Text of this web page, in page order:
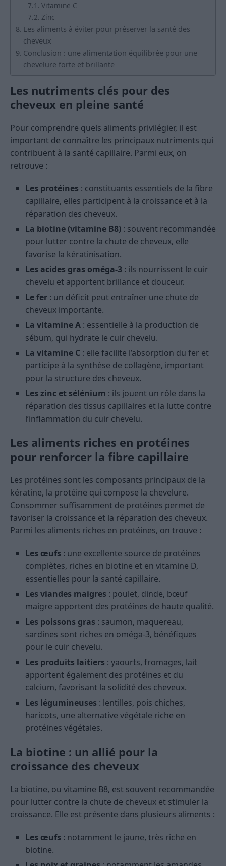
Vitamine C
Zinc
Les aliments à éviter pour préserver la santé des
cheveux
Conclusion : une alimentation équilibrée pour une
chevelure forte et brillante
Les nutriments clés pour des
cheveux en pleine santé
Pour comprendre quels aliments privilégier, il est
important de connaître les principaux nutriments qui
contribuent à la santé capillaire. Parmi eux, on
retrouve :
Les protéines : constituants essentiels de la fibre
capillaire, elles participent à la croissance et à la
réparation des cheveux.
La biotine (vitamine B8) : souvent recommandée
pour lutter contre la chute de cheveux, elle
favorise la kératinisation.
Les acides gras oméga-3 : ils nourrissent le cuir
chevelu et apportent brillance et douceur.
Le fer : un déficit peut entraîner une chute de
cheveux importante.
La vitamine A : essentielle à la production de
sébum, qui hydrate le cuir chevelu.
La vitamine C : elle facilite l’absorption du fer et
participe à la synthèse de collagène, important
pour la structure des cheveux.
Les zinc et sélénium : ils jouent un rôle dans la
réparation des tissus capillaires et la lutte contre
l’inflammation du cuir chevelu.
Les aliments riches en protéines
pour renforcer la fibre capillaire
Les protéines sont les composants principaux de la
kératine, la protéine qui compose la chevelure.
Consommer suffisamment de protéines permet de
favoriser la croissance et la réparation des cheveux.
Parmi les aliments riches en protéines, on trouve :
Les œufs : une excellente source de protéines
complètes, riches en biotine et en vitamine D,
essentielles pour la santé capillaire.
Les viandes maigres : poulet, dinde, bœuf
maigre apportent des protéines de haute qualité.
Les poissons gras : saumon, maquereau,
sardines sont riches en oméga-3, bénéfiques
pour le cuir chevelu.
Les produits laitiers : yaourts, fromages, lait
apportent également des protéines et du
calcium, favorisant la solidité des cheveux.
Les légumineuses : lentilles, pois chiches,
haricots, une alternative végétale riche en
protéines végétales.
La biotine : un allié pour la
croissance des cheveux
La biotine, ou vitamine B8, est souvent recommandée
pour lutter contre la chute de cheveux et stimuler la
croissance. Elle est présente dans plusieurs aliments :
Les œufs : notamment le jaune, très riche en
biotine.